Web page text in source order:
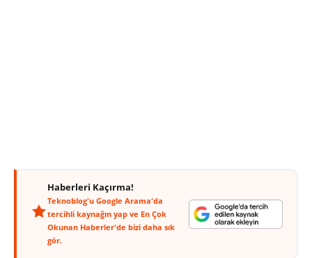
Haberleri Kaçırma!
Teknoblog'u Google Arama'da
tercihli kaynağın yap ve En Çok
Okunan Haberler'de bizi daha sık
gör.